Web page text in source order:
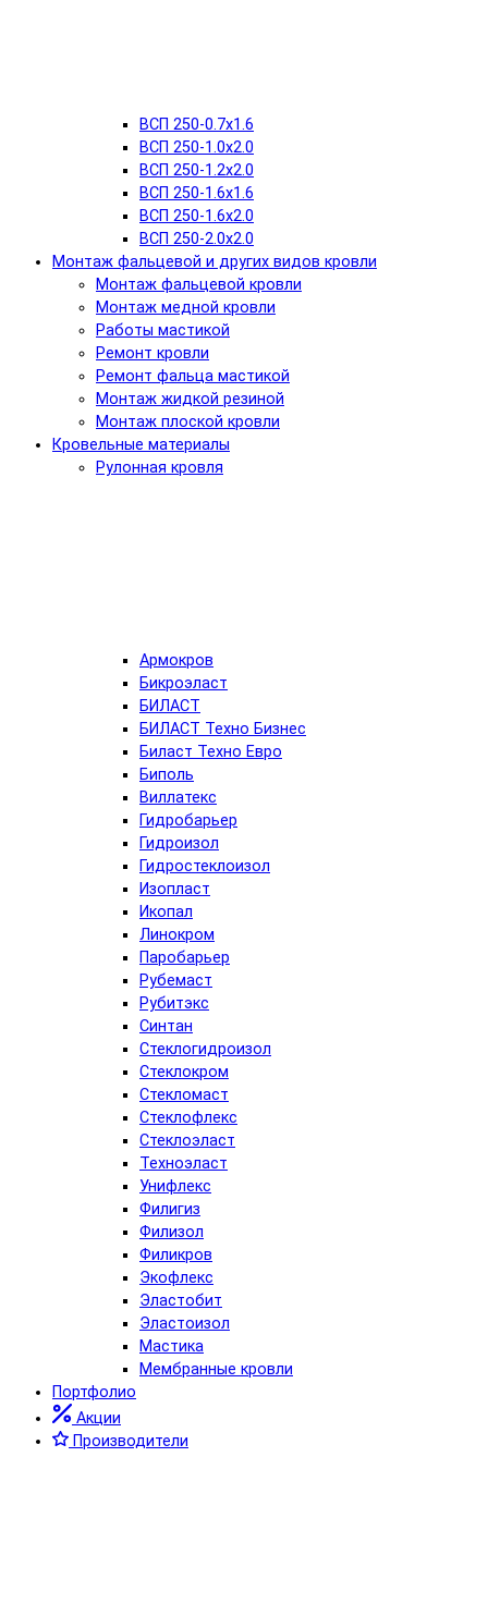
ВСП 250-0.7x1.6
ВСП 250-1.0x2.0
ВСП 250-1.2x2.0
ВСП 250-1.6x1.6
ВСП 250-1.6х2.0
ВСП 250-2.0x2.0
Монтаж фальцевой и других видов кровли
Монтаж фальцевой кровли
Монтаж медной кровли
Работы мастикой
Ремонт кровли
Ремонт фальца мастикой
Монтаж жидкой резиной
Монтаж плоской кровли
Кровельные материалы
Рулонная кровля
Армокров
Бикроэласт
БИЛАСТ
БИЛАСТ Техно Бизнес
Биласт Техно Евро
Биполь
Виллатекс
Гидробарьер
Гидроизол
Гидростеклоизол
Изопласт
Икопал
Линокром
Паробарьер
Рубемаст
Рубитэкс
Синтан
Стеклогидроизол
Стеклокром
Стекломаст
Стеклофлекс
Стеклоэласт
Техноэласт
Унифлекс
Филигиз
Филизол
Филикров
Экофлекс
Эластобит
Эластоизол
Мастика
Мембранные кровли
Портфолио
Акции
Производители